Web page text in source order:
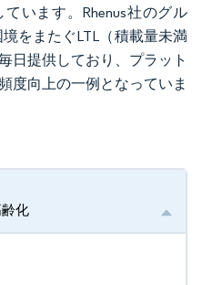
います。Rhenus社のグル
をまたぐLTL（積載量未満
日提供しており、プラット
度向上の一例となっていま
化